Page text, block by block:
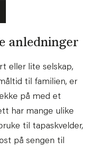
anledninger
eller lite selskap,
til familien, er
på med et
har mange ulike
til tapaskvelder,
på sengen til